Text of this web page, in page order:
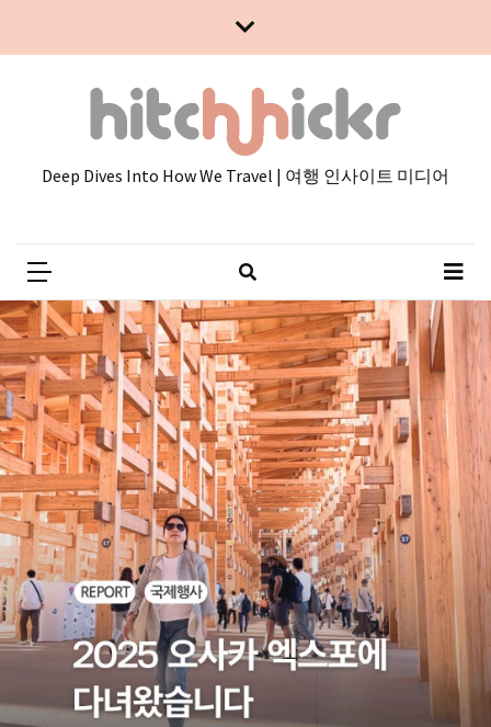
카
테
고
리
Deep Dives Into How We Travel | 여행 인사이트 미디어